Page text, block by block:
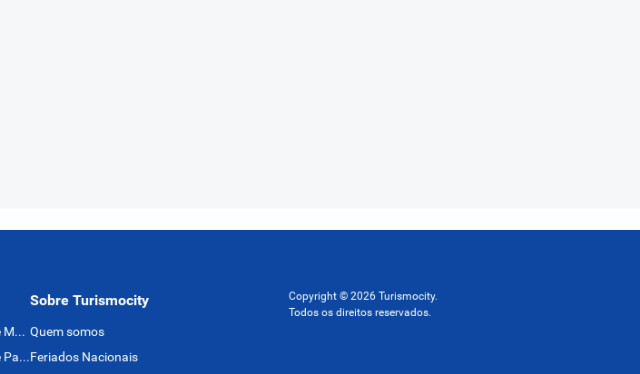
Passagens Aéreas baratas a partir de México
Passagens Aéreas baratas a partir de Panamá
Sobre Turismocity
Quem somos
Feriados Nacionais
Copyright © 2026 Turismocity.
Todos os direitos reservados.